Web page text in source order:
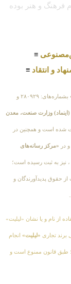
فرهنگ و هنر بوده
≡
و انتقاد ≡
بشماره‌های: ۲۸۰۹۲۹ و
وزارت صنعت، معدن
شده است و همچنین در
و در «مرکز رسانه‌های
بشماره شامَد: ۱-۳-۶۵-۷۱۲۳۹۹-۱-۱ ، نیز به ثبت رسیده است؛
حقوق پدیدآورندگان و
از نام و یا نشان «لیلیت»
برند تجاری «لیلیت» انجام
؛ طبق قانون ممنوع است و